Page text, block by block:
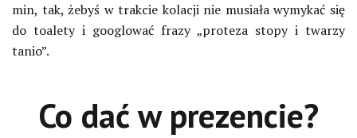
min, tak, żebyś w trakcie kolacji nie musiała wymykać się
do toalety i googlować frazy „proteza stopy i twarzy
tanio”.
Co dać w prezencie?